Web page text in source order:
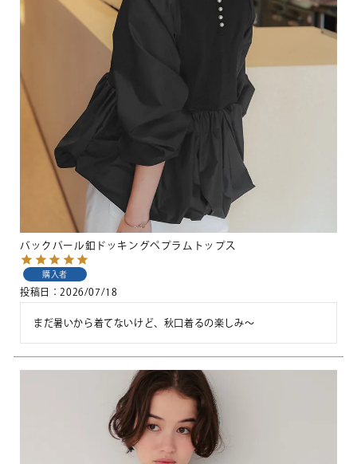
バックパール釦ドッキングペプラムトップス
購入者
投稿日 2026/07/18
まだ暑いから着てないけど、秋口着るの楽しみ〜